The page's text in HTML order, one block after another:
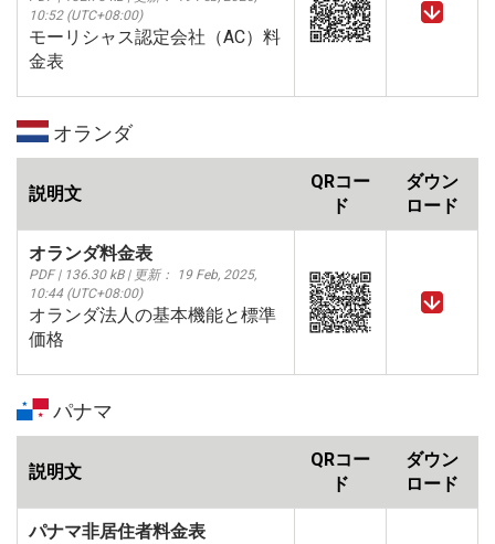
10:52 (UTC+08:00)
モーリシャス認定会社（AC）料
金表
オランダ
説明文
QRコー
ド
ダウン
ロード
オランダ料金表
PDF | 136.30 kB | 更新： 19 Feb, 2025,
10:44 (UTC+08:00)
オランダ法人の基本機能と標準
価格
パナマ
説明文
QRコー
ド
ダウン
ロード
パナマ非居住者料金表